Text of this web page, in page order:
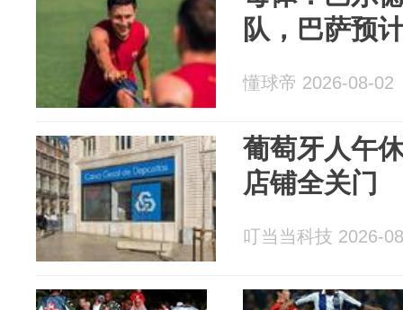
队，巴萨预
懂球帝 2026-08-02
葡萄牙人午
店铺全关门
叮当当科技 2026-